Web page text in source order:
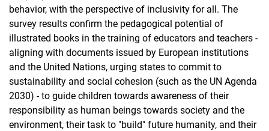
behavior, with the perspective of inclusivity for all. The
survey results confirm the pedagogical potential of
illustrated books in the training of educators and teachers -
aligning with documents issued by European institutions
and the United Nations, urging states to commit to
sustainability and social cohesion (such as the UN Agenda
2030) - to guide children towards awareness of their
responsibility as human beings towards society and the
environment, their task to "build" future humanity, and their